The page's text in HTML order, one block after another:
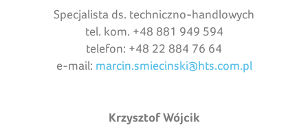
Specjalista ds. techniczno-handlowych
tel. kom. +48 881 949 594
telefon: +48 22 884 76 64
e-mail: marcin.smiecinski@hts.com.pl
Krzysztof Wójcik